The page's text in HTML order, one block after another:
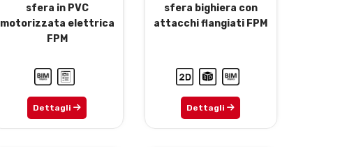
sfera in PVC
motorizzata elettrica
FPM
Dettagli
sfera bighiera con
attacchi flangiati FPM
Dettagli